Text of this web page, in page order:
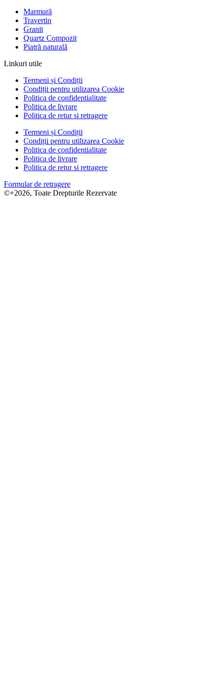
Marmură
Travertin
Granit
Quartz Compozit
Piatră naturală
Linkuri utile
Termeni și Condiții
Condiții pentru utilizarea Cookie
Politica de confidentialitate
Politica de livrare
Politica de retur si retragere
Termeni și Condiții
Condiții pentru utilizarea Cookie
Politica de confidentialitate
Politica de livrare
Politica de retur si retragere
Formular de retragere
©+2026, Toate Drepturile Rezervate